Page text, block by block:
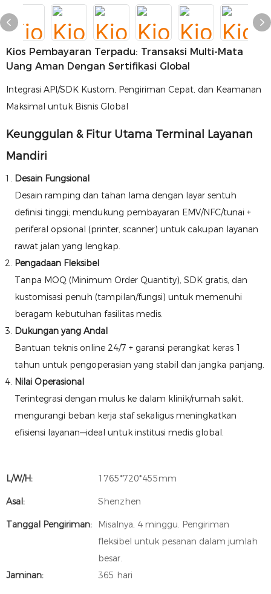
Kios Pembayaran Terpadu: Transaksi Multi-Mata
Uang Aman Dengan Sertifikasi Global
Integrasi API/SDK Kustom, Pengiriman Cepat, dan Keamanan
Maksimal untuk Bisnis Global
Keunggulan & Fitur Utama Terminal Layanan
Mandiri
Desain Fungsional
Desain ramping dan tahan lama dengan layar sentuh
definisi tinggi; mendukung pembayaran EMV/NFC/tunai +
periferal opsional (printer, scanner) untuk cakupan layanan
rawat jalan yang lengkap.
Pengadaan Fleksibel
Tanpa MOQ (Minimum Order Quantity), SDK gratis, dan
kustomisasi penuh (tampilan/fungsi) untuk memenuhi
beragam kebutuhan fasilitas medis.
Dukungan yang Andal
Bantuan teknis online 24/7 + garansi perangkat keras 1
tahun untuk pengoperasian yang stabil dan jangka panjang.
Nilai Operasional
Terintegrasi dengan mulus ke dalam klinik/rumah sakit,
mengurangi beban kerja staf sekaligus meningkatkan
efisiensi layanan—ideal untuk institusi medis global.
L/W/H: 1765*720*455mm
Asal: Shenzhen
Tanggal Pengiriman:
Misalnya, 4 minggu. Pengiriman
fleksibel untuk pesanan dalam jumlah
besar.
Jaminan:
365 hari